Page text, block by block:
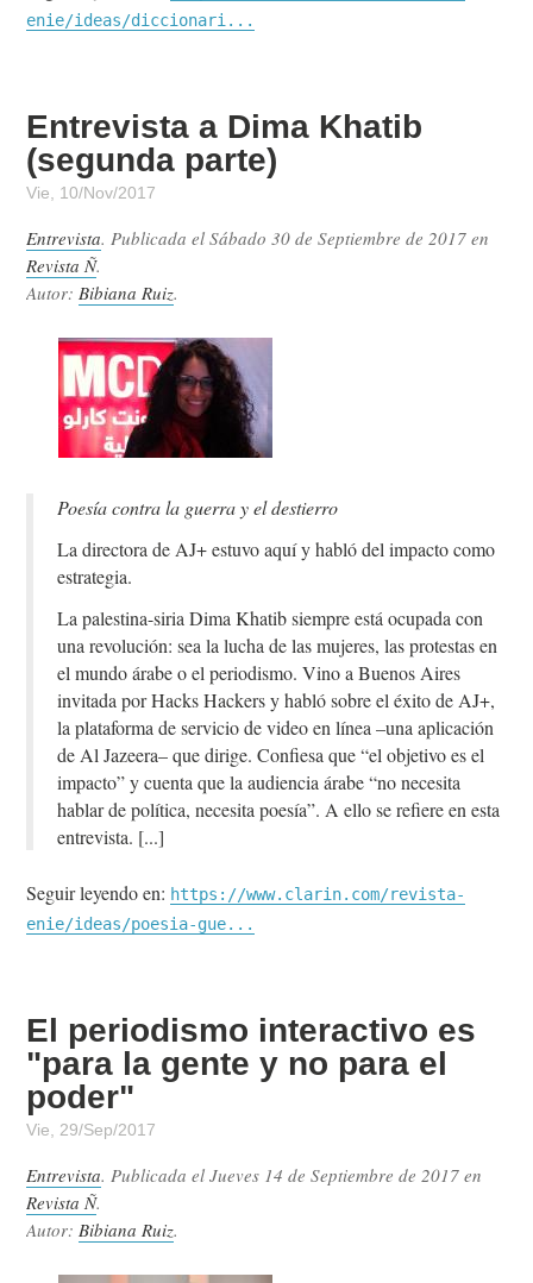
enie/ideas/diccionari...
Entrevista a Dima Khatib
(segunda parte)
Vie, 10/Nov/2017
Entrevista. Publicada elSábado 30 de Septiembre de 2017 en
Revista Ñ.
Autor:Bibiana Ruiz.
Poesía contra la guerra y el destierro
La directora de AJ+ estuvo aquí y habló del impacto como
estrategia.
La palestina-siria Dima Khatib siempre está ocupada con
una revolución: sea la lucha de las mujeres, las protestas en
el mundo árabe o el periodismo. Vino a Buenos Aires
invitada por Hacks Hackers y habló sobre el éxito de AJ+,
la plataforma de servicio de video en línea –una aplicación
de Al Jazeera– que dirige. Confiesa que “el objetivo es el
impacto” y cuenta que la audiencia árabe “no necesita
hablar de política, necesita poesía”. A ello se refiere en esta
entrevista.
Seguir leyendo en: https://www.clarin.com/revista-
enie/ideas/poesia-gue...
El periodismo interactivo es
"para la gente y no para el
poder"
Vie, 29/Sep/2017
Entrevista. Publicada elJueves 14 de Septiembre de 2017 en
Revista Ñ.
Autor:Bibiana Ruiz.